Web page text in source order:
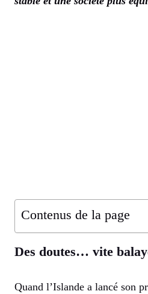
Contenus de la page
Des doutes… vite
Quand l’Islande a lancé son